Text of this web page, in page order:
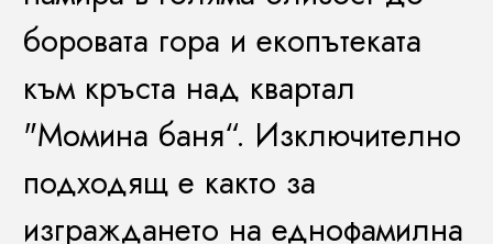
боровата гора и екопътеката
към кръста над квартал
"Момина баня“. Изключително
подходящ е както за
изграждането на еднофамилна